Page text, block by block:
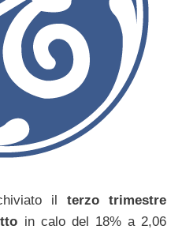
il terzo trimestre
in calo del 18% a 2,06